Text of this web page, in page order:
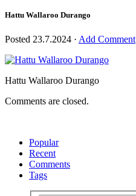
Hattu Wallaroo Durango
Posted 23.7.2024 · Add Comment
Hattu Wallaroo Durango
Comments are closed.
Popular
Recent
Comments
Tags